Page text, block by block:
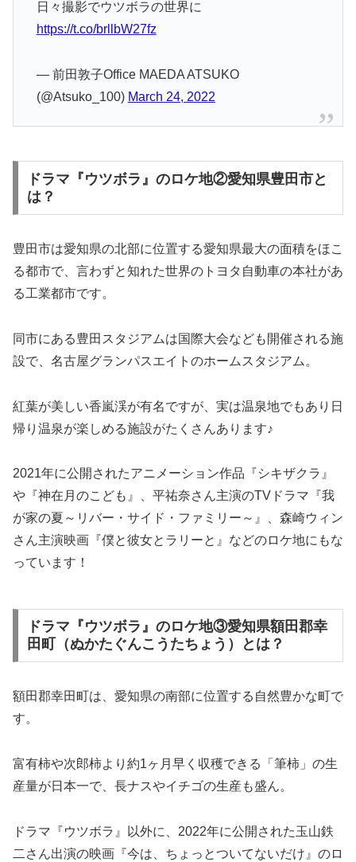
日々撮影でウツボラの世界に
https://t.co/brllbW27fz
— 前田敦子Office MAEDA ATSUKO
(@Atsuko_100) March 24, 2022
ドラマ『ウツボラ』のロケ地②愛知県豊田市と
は？
豊田市は愛知県の北部に位置する愛知県最大の面積をほこ
る都市で、言わずと知れた世界のトヨタ自動車の本社があ
る工業都市です。
同市にある豊田スタジアムは国際大会なども開催される施
設で、名古屋グランパスエイトのホームスタジアム。
紅葉が美しい香嵐渓が有名ですが、実は温泉地でもあり日
帰り温泉が楽しめる施設がたくさんあります♪
2021年に公開されたアニメーション作品『シキザクラ』
や『神在月のこども』、平祐奈さん主演のTVドラマ『我
が家の夏～リバー・サイド・ファミリー～』、森崎ウィン
さん主演映画『僕と彼女とラリーと』などのロケ地にもな
っています！
ドラマ『ウツボラ』のロケ地③愛知県額田郡幸
田町（ぬかたぐんこうたちょう）とは？
額田郡幸田町は、愛知県の南部に位置する自然豊かな町で
す。
富有柿や次郎柿より約1ヶ月早く収穫できる「筆柿」の生
産量が日本一で、長ナスやイチゴの生産も盛ん。
ドラマ『ウツボラ』以外に、2022年に公開された玉山鉄
二さん出演の映画『今は、ちょっとついてないだけ』のロ